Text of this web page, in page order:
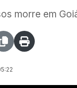
morre em